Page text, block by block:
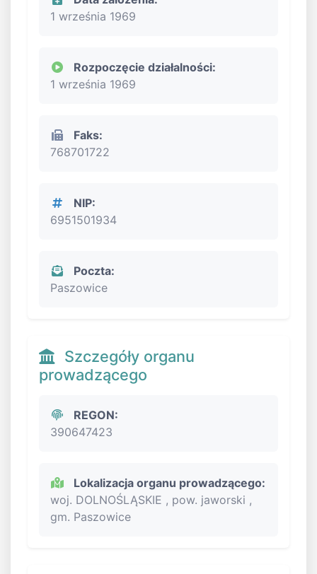
1 września 1969
Rozpoczęcie działalności:
1 września 1969
Faks:
768701722
NIP:
6951501934
Poczta:
Paszowice
Szczegóły organu
prowadzącego
REGON:
390647423
Lokalizacja organu prowadzącego:
woj. DOLNOŚLĄSKIE , pow. jaworski ,
gm. Paszowice